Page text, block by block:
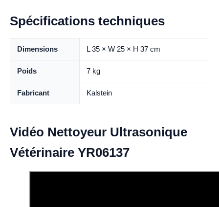
Spécifications techniques
Dimensions L 35 × W 25 × H 37 cm
Poids 7 kg
Fabricant Kalstein
Vidéo Nettoyeur Ultrasonique
Vétérinaire YR06137